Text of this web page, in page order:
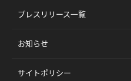
プレスリリース一覧
お知らせ
サイトポリシー